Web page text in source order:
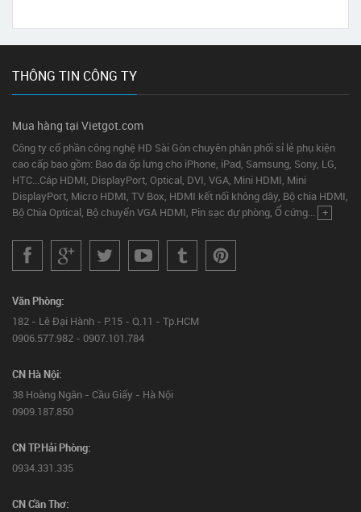
THÔNG TIN CÔNG TY
Mua hàng tại Vietgot.com
Công ty cổ phần công nghệ HD Sài Gòn chuyên phân phối sỉ lẻ phụ kiện
cao cấp bao gồm: Bao da ốp lưng cho iPhone, iPad, Samsung, Sony, LG,
HTC...Cáp HDMI, DisplayPort, Optical, DVI, VGA, Mini HDMI, Mini
DisplayPort, Micro HDMI, TV Box, HDMI kết nối không dây, Bộ chia HDMI,
Bộ Chia Optical, Bộ chuyển VGA HDMI, Pin sạc dự phòng, Ổ cứng...
+
Văn Phòng:
182 - Lê Đại Hành - P.15 - Q.11 - Tp.HCM
0906.577.982 - 0907.101.784
CN Hà Nội:
38 Hoàng Ngân - Cầu Giấy - Hà Nội
0909.187.850
CN TP.Hải Phòng:
0934.331.335
CN Cần Thơ: